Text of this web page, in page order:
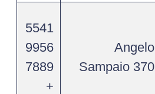
Angelo
Sampaio 370
5541
9956
7889
+